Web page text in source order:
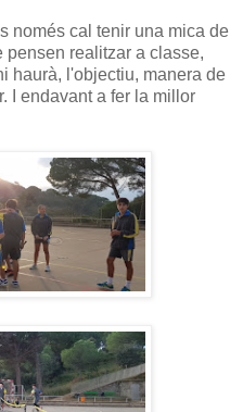
només cal tenir una mica de
realitzar a classe,
haurà, l'objectiu, manera de
I endavant a fer la millor